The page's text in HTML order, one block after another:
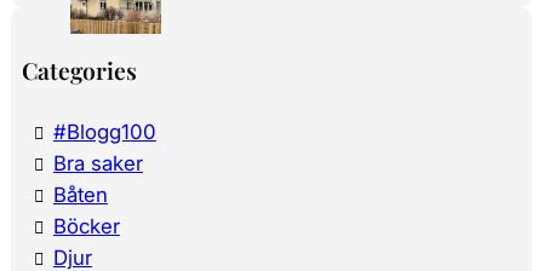
Categories
#Blogg100
Bra saker
Båten
Böcker
Djur